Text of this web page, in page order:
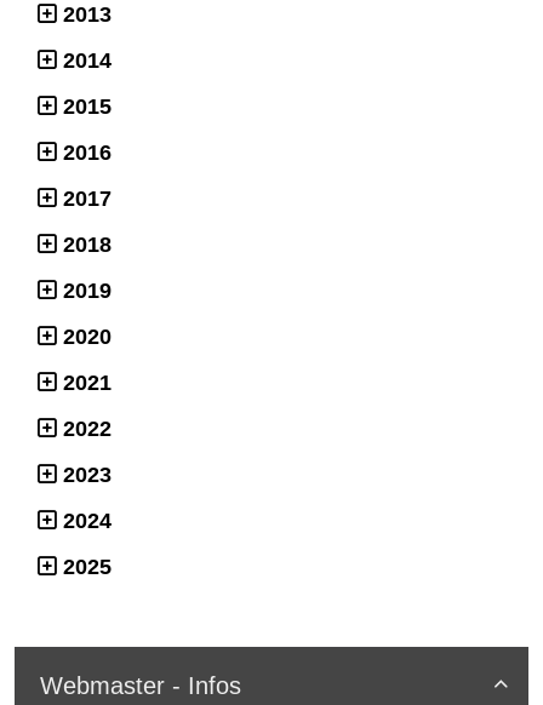
2013
2014
2015
2016
2017
2018
2019
2020
2021
2022
2023
2024
2025

Webmaster - Infos